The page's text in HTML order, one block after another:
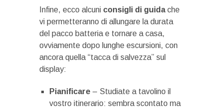
Infine, ecco alcuni consigli di guidache
vi permetteranno di allungare la durata
del pacco batteria e tornare a casa,
ovviamente dopo lunghe escursioni, con
ancora quella “tacca di salvezza” sul
display:
Pianificare – Studiate a tavolino il
vostro itinerario: sembra scontato ma